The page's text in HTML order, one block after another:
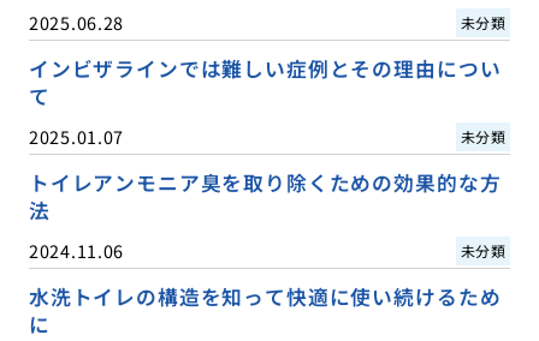
2025.06.28 未分類
インビザラインでは難しい症例とその理由につい
て
2025.01.07 未分類
トイレアンモニア臭を取り除くための効果的な方
法
2024.11.06 未分類
水洗トイレの構造を知って快適に使い続けるため
に